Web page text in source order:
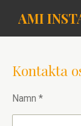
Hoppa
AMI
Kontakta
Namn *